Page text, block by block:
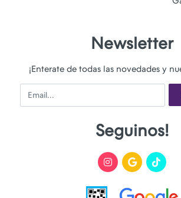
Newsletter
¡Enterate de todas las novedades y
Email
Seguinos!